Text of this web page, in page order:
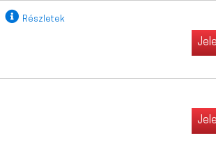
Részletek